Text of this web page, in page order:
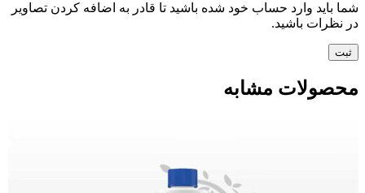
شما باید وارد حساب خود شده باشید تا قادر به اضافه کردن تصاویر
در نظرات باشید.
محصولات مشابه